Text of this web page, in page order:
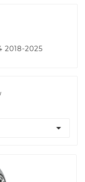
2018-2025
